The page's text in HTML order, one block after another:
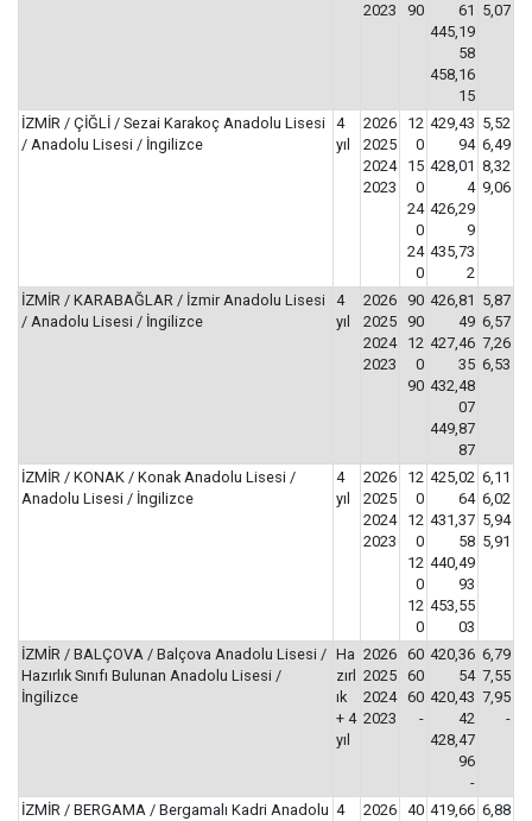
2023
90
61
445,19
58
458,16
15
5,07
İZMİR / ÇİĞLİ / Sezai Karakoç Anadolu Lisesi
/ Anadolu Lisesi / İngilizce
4
yıl
2026
2025
2024
2023
12
0
15
0
24
0
24
0
429,43
94
428,01
4
426,29
9
435,73
2
5,52
6,49
8,32
9,06
İZMİR / KARABAĞLAR / İzmir Anadolu Lisesi
/ Anadolu Lisesi / İngilizce
4
yıl
2026
2025
2024
2023
90
90
12
0
90
426,81
49
427,46
35
432,48
07
449,87
87
5,87
6,57
7,26
6,53
İZMİR / KONAK / Konak Anadolu Lisesi /
Anadolu Lisesi / İngilizce
4
yıl
2026
2025
2024
2023
12
0
12
0
12
0
12
0
425,02
64
431,37
58
440,49
93
453,55
03
6,11
6,02
5,94
5,91
İZMİR / BALÇOVA / Balçova Anadolu Lisesi /
Hazırlık Sınıfı Bulunan Anadolu Lisesi /
İngilizce
Ha
zırl
ık
+ 4
yıl
2026
2025
2024
2023
60
60
60
-
420,36
54
420,43
42
428,47
96
-
6,79
7,55
7,95
-
İZMİR / BERGAMA / Bergamalı Kadri Anadolu 4
2026 40 419,66 6,88